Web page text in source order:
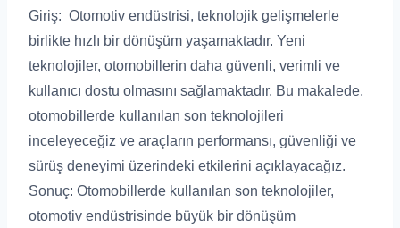
Giriş: Otomotiv endüstrisi, teknolojik gelişmelerle
birlikte hızlı bir dönüşüm yaşamaktadır. Yeni
teknolojiler, otomobillerin daha güvenli, verimli ve
kullanıcı dostu olmasını sağlamaktadır. Bu makalede,
otomobillerde kullanılan son teknolojileri
inceleyeceğiz ve araçların performansı, güvenliği ve
sürüş deneyimi üzerindeki etkilerini açıklayacağız.
Sonuç: Otomobillerde kullanılan son teknolojiler,
otomotiv endüstrisinde büyük bir dönüşüm